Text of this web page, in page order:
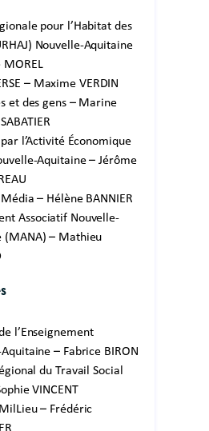
pour l’Habitat des
Nouvelle-Aquitaine
MOREL
– Maxime VERDIN
et des gens – Marine
l’Activité Économique
Aquitaine – Jérôme
– Hélène BANNIER
Associatif Nouvelle-
(MANA) – Mathieu
l’Enseignement
– Fabrice BIRON
du Travail Social
VINCENT
– Frédéric